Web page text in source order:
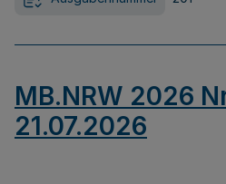
MB.NRW 2026
21.07.2026